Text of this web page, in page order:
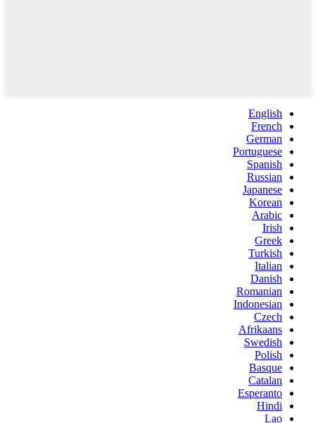
English
French
German
Portuguese
Spanish
Russian
Japanese
Korean
Arabic
Irish
Greek
Turkish
Italian
Danish
Romanian
Indonesian
Czech
Afrikaans
Swedish
Polish
Basque
Catalan
Esperanto
Hindi
Lao